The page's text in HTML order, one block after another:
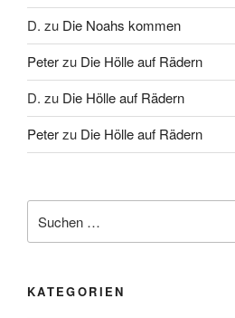
D. zu Die Noahs kommen
Peterzu Die Hölle auf Rädern
D. zu Die Hölle auf Rädern
Peterzu Die Hölle auf Rädern
nach:
KATEGORIEN